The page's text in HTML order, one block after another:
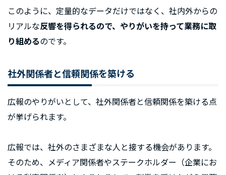
このように、定量的なデータだけではなく、社内外からの
リアルな反響を得られるので、やりがいを持って業務に取
り組めるのです。
社外関係者と信頼関係を築ける
広報のやりがいとして、社外関係者と信頼関係を築ける点
が挙げられます。
広報では、社外のさまざまな人と接する機会があります。
そのため、メディア関係者やステークホルダー（企業にお